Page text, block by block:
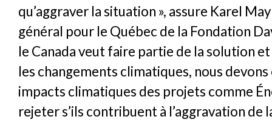
qu’aggraver la situation », assure Karel
général pour le Québec de la Fondation
le Canada veut faire partie de la solution
les changements climatiques, nous
impacts climatiques des projets comme
rejeter s’ils contribuent à l’aggravation de